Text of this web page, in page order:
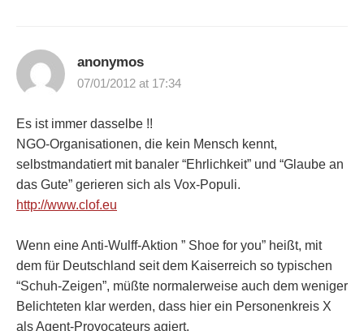
anonymos
07/01/2012 at 17:34
Es ist immer dasselbe !!
NGO-Organisationen, die kein Mensch kennt,
selbstmandatiert mit banaler “Ehrlichkeit” und “Glaube an
das Gute” gerieren sich als Vox-Populi.
http://www.clof.eu
Wenn eine Anti-Wulff-Aktion ” Shoe for you” heißt, mit
dem für Deutschland seit dem Kaiserreich so typischen
“Schuh-Zeigen”, müßte normalerweise auch dem weniger
Belichteten klar werden, dass hier ein Personenkreis X
als Agent-Provocateurs agiert.